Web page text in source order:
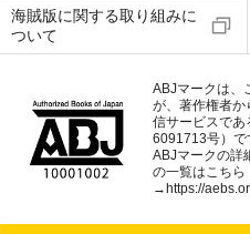
海賊版に関する取り組みに
ついて
ABJマークは、
が、著作権者
信サービスで
6091713号）で
ABJマークの詳
の一覧はこちら
→ https://